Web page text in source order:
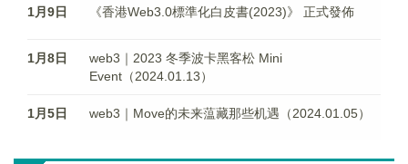
1月9日 《香港Web3.0標準化白皮書(2023)》 正式發佈
1月8日
web3｜2023 冬季波卡黑客松 Mini
Event（2024.01.13）
1月5日 web3｜Move的未来蕰藏那些机遇（2024.01.05）